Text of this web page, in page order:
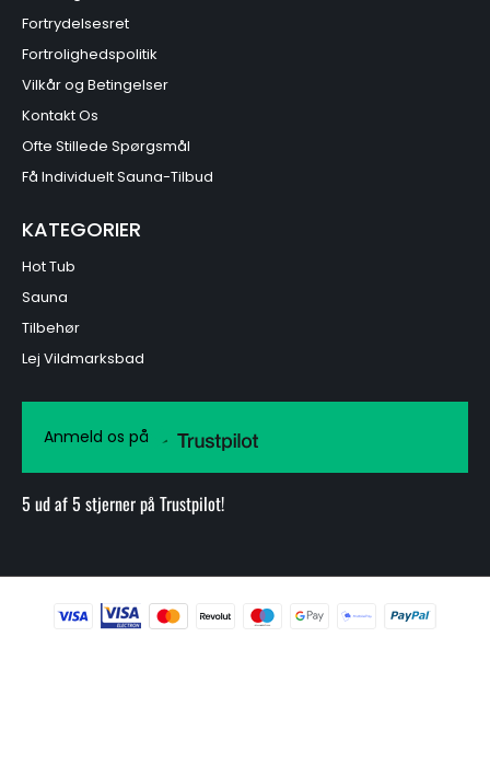
Fortrydelsesret
Fortrolighedspolitik
Vilkår og Betingelser
Kontakt Os
Ofte Stillede Spørgsmål
Få Individuelt Sauna-Tilbud
KATEGORIER
Hot Tub
Sauna
Tilbehør
Lej Vildmarksbad
Anmeld os på
5 ud af 5 stjerner på Trustpilot!